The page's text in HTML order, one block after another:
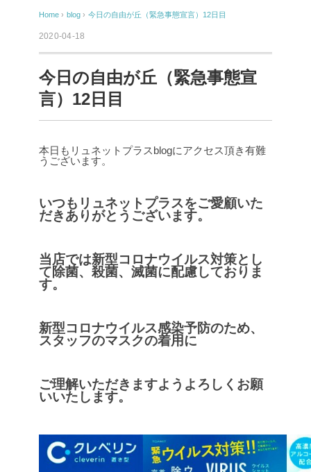
Home › blog › 今日の自由が丘（緊急事態宣言）12日目
2020-04-18
今日の自由が丘（緊急事態宣
言）12日目
本日もリュネットプラスblogにアクセス頂き有難
うございます。
いつもリュネットプラスをご愛顧いた
だきありがとうございます。
当店では新型コロナウイルス対策とし
て除菌、殺菌、滅菌に配慮しておりま
す。
新型コロナウイルス感染予防のため、
スタッフのマスクの着用に
ご理解いただきますようよろしくお願
いいたします。